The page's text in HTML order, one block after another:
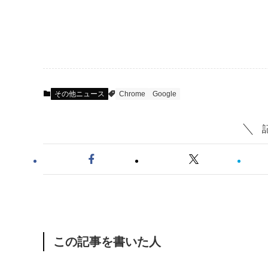
その他ニュース Chrome Google
この記事を書いた人